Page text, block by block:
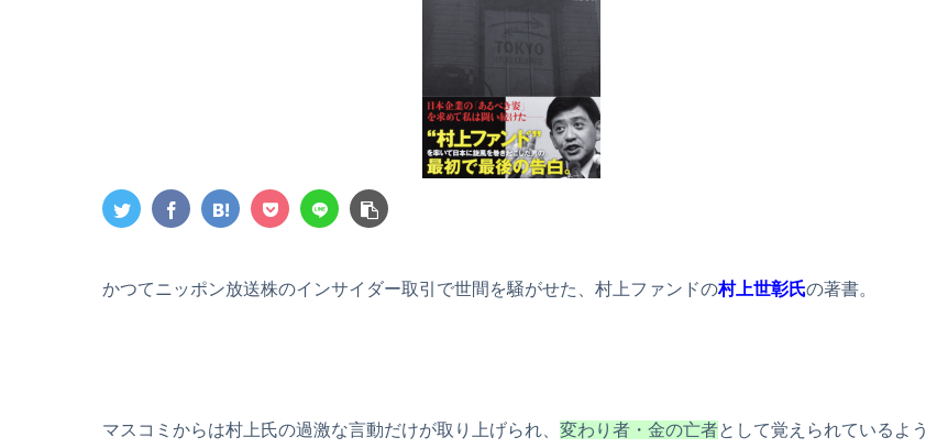
かつてニッポン放送株のインサイダー取引で世間を騒がせた、村上ファンドの村上世彰氏の著書。
マスコミからは村上氏の過激な言動だけが取り上げられ、 変わり者・金の亡者として覚えられているよう